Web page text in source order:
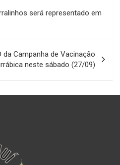
será representado em
da Campanha de Vacinação
neste sábado (27/09)